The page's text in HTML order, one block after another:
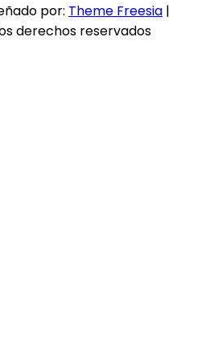
por: Theme Freesia |
derechos reservados